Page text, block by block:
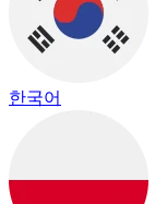
한국어